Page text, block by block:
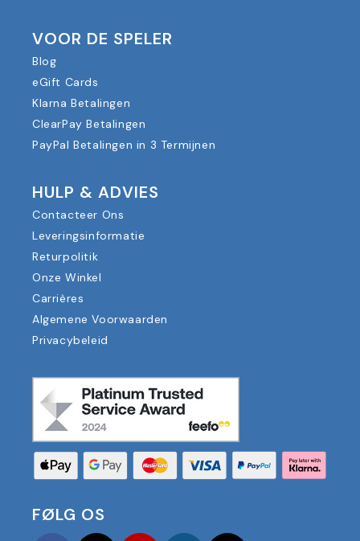
VOOR DE SPELER
Blog
eGift Cards
Klarna Betalingen
ClearPay Betalingen
PayPal Betalingen in 3 Termijnen
HULP & ADVIES
Contacteer Ons
Leveringsinformatie
Returpolitik
Onze Winkel
Carrières
Algemene Voorwaarden
Privacybeleid
FØLG OS